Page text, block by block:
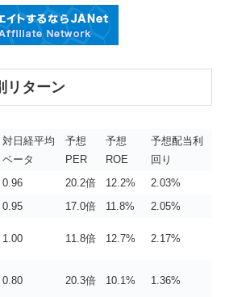
リターン
対日経平均
ベータ
予想
PER
予想
ROE
予想配当利
回り
0.96 20.2倍 12.2%
2.03%
0.95 17.0倍 11.8%
2.05%
1.00 11.8倍 12.7% 2.17%
0.80 20.3倍 10.1% 1.36%